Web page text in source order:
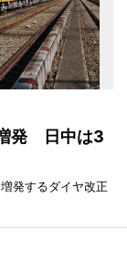
発 日中は3
発するダイヤ改正